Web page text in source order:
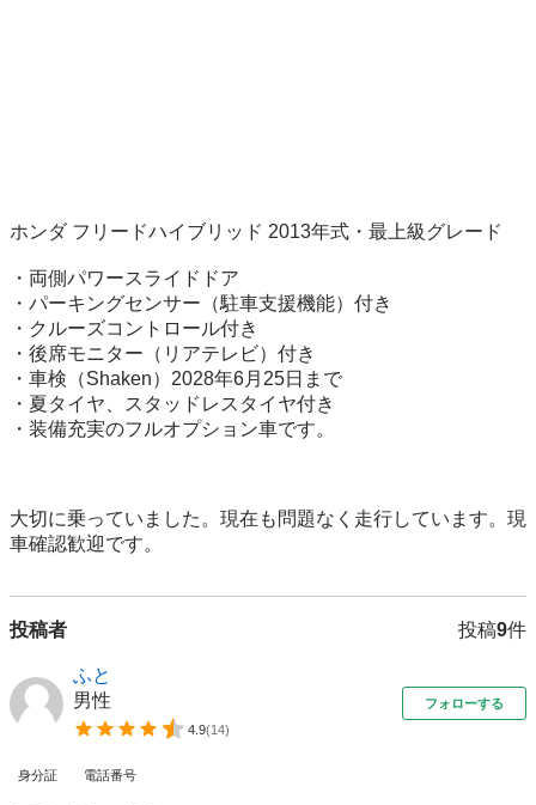
ホンダ フリードハイブリッド 2013年式・最上級グレード
・両側パワースライドドア
・パーキングセンサー（駐車支援機能）付き
・クルーズコントロール付き
・後席モニター（リアテレビ）付き
・車検（Shaken）2028年6月25日まで
・夏タイヤ、スタッドレスタイヤ付き
・装備充実のフルオプション車です。
大切に乗っていました。現在も問題なく走行しています。現
車確認歓迎です。
投稿者 投稿9件
ふと
男性
4.9(14)
フォローする
身分証 電話番号